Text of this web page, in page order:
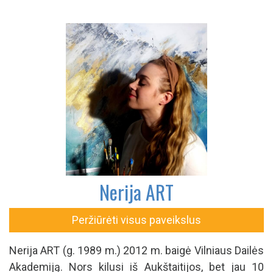
tema:abstrakcija
Į krepšelį
Pristatymas Lietuvojenemokamas. 30 dienų
grąžinimogarantija.